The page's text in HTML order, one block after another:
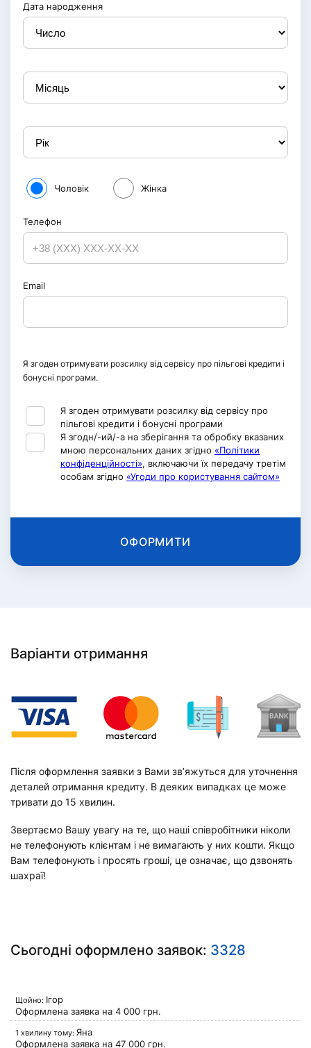
Дата народження
Чоловік Жінка
Телефон
Email
Я згоден отримувати розсилку від сервісу про пільгові кредити і
бонусні програми.
Я згоден отримувати розсилку від сервісу про
пільгові кредити і бонусні програми
Я згодн/-ий/-а на зберігання та обробку вказаних
мною персональних даних згідно «Політики
конфіденційності», включаючи їх передачу третім
особам згідно «Угоди про користування сайтом»
ОФОРМИТИ
Варіанти отримання
Після оформлення заявки з Вами зв’яжуться для уточнення
деталей отримання кредиту. В деяких випадках це може
тривати до 15 хвилин.
Звертаємо Вашу увагу на те, що наші співробітники ніколи
не телефонують клієнтам і не вимагають у них кошти. Якщо
Вам телефонують і просять гроші, це означає, що дзвонять
шахраї!
Сьогодні оформлено заявок: 3328
Щойно: Ігор
Оформлена заявка на 4 000 грн.
1 хвилину тому: Яна
Оформлена заявка на 47 000 грн.